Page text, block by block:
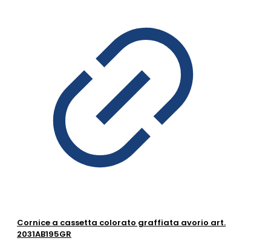
Cornice a cassetta colorato graffiata avorio art.
2031AB195GR